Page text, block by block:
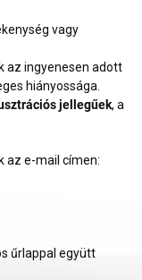
vagy
az ingyenesen adott
hiányossága.
jellegűek, a
az e-mail címen:
űrlappal együtt